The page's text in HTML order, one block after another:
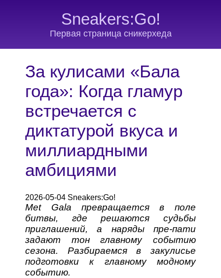
Sneakers:Go!
Первая страница сникерхеда
За кулисами «Бала
года»: Когда гламур
встречается с
диктатурой вкуса и
миллиардными
амбициями
2026-05-04 Sneakers:Go!
Met Gala превращается в поле
битвы, где решаются судьбы
приглашений, а наряды пре-пати
задают тон главному событию
сезона. Разбираемся в закулисье
подготовки к главному модному
событию.